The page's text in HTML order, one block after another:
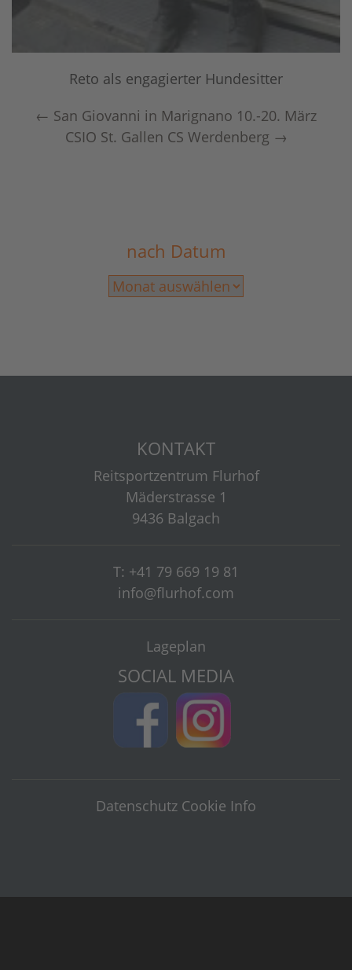
Reto als engagierter Hundesitter
← San Giovanni in Marignano 10.-20. März
CSIO St. Gallen CS Werdenberg →
nach Datum
KONTAKT
Reitsportzentrum Flurhof
Mäderstrasse 1
9436 Balgach
T: +41 79 669 19 81
info@flurhof.com
Lageplan
SOCIAL MEDIA
Datenschutz Cookie Info